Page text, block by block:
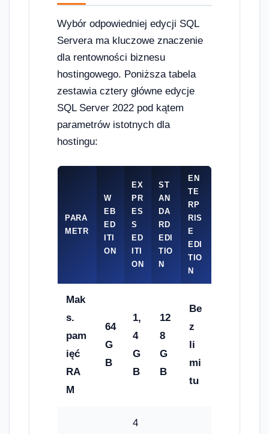
Wybór odpowiedniej edycji SQL
Servera ma kluczowe znaczenie
dla rentowności biznesu
hostingowego. Poniższa tabela
zestawia cztery główne edycje
SQL Server 2022 pod kątem
parametrów istotnych dla
hostingu:
PARA
METR
W
EB
ED
ITI
ON
EX
PR
ES
S
ED
ITI
ON
ST
AN
DA
RD
EDI
TIO
N
EN
TE
RP
RIS
E
EDI
TIO
N
Mak
s.
pam
ięć
RA
M
64
G
B
1,
4
G
B
12
8
G
B
Be
z
li
mi
tu
4